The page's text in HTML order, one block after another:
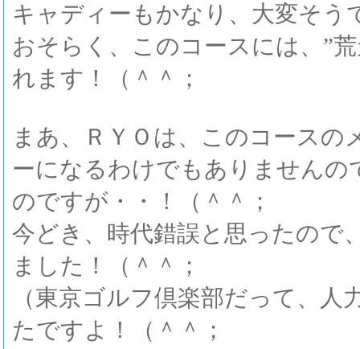
キャディーもかなり、大変そう
おそらく、このコースには、”
れます！（＾＾；
まあ、ＲＹＯは、このコースの
ーになるわけでもありませんの
のですが・・！（＾＾；
今どき、時代錯誤と思ったので
ました！（＾＾；
（東京ゴルフ倶楽部だって、
たですよ！（＾＾；